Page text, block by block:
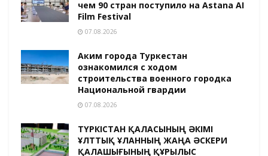
чем 90 стран поступило на Astana AI
Film Festival
07.08.2026
Аким города Туркестан
ознакомился с ходом
строительства военного городка
Национальной гвардии
07.08.2026
ТҮРКІСТАН ҚАЛАСЫНЫҢ ӘКІМІ
ҰЛТТЫҚ ҰЛАННЫҢ ЖАҢА ӘСКЕРИ
ҚАЛАШЫҒЫНЫҢ ҚҰРЫЛЫС